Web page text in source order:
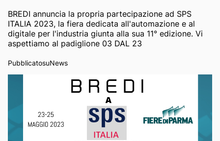
BREDI annuncia la propria partecipazione ad SPS
ITALIA 2023, la fiera dedicata all'automazione e al
digitale per l'industria giunta alla sua 11° edizione. Vi
aspettiamo al padiglione 03 DAL 23
PubblicatosuNews